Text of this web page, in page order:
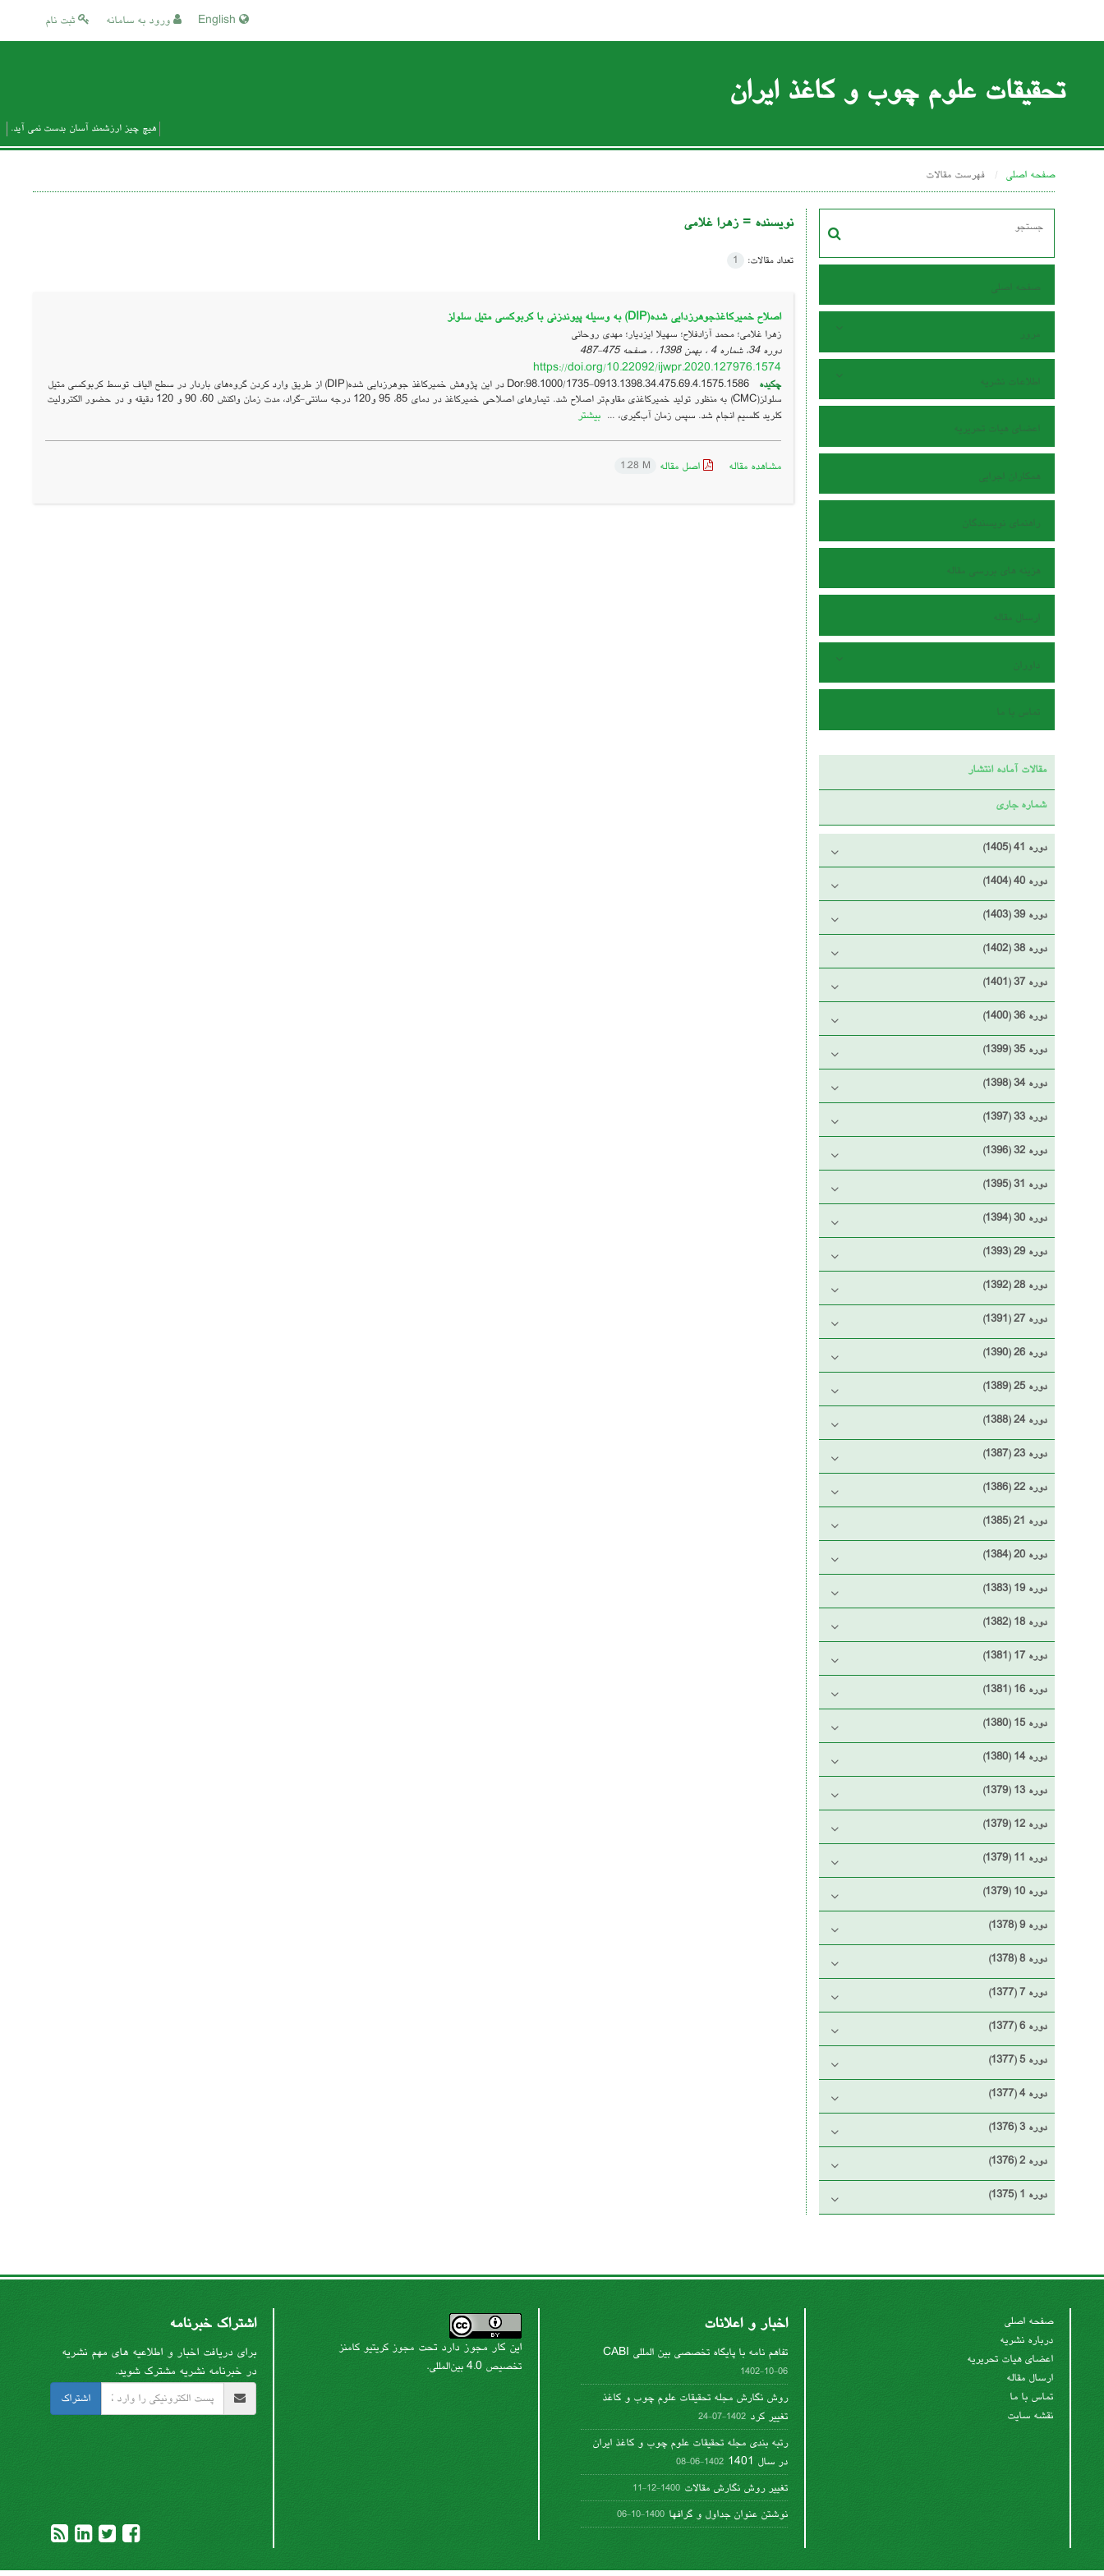
ثبت نام ورود به سامانه
تحقیقات علوم چوب و کاغذ ایران
هیچ چیز ارزشمند آسان بدست نمی آید.
صفحه اصلی فهرست مقالات
صفحه اصلی
مرور
اطلاعات نشریه
اعضای هیات تحریریه
همکاران اجرایی
راهنمای نویسندگان
هزینه های بررسی مقاله
ارسال مقاله
داوران
تماس با ما
مقالات آماده انتشار
شماره جاری
دوره 41 (1405)
دوره 40 (1404)
دوره 39 (1403)
دوره 38 (1402)
دوره 37 (1401)
دوره 36 (1400)
دوره 35 (1399)
دوره 34 (1398)
دوره 33 (1397)
دوره 32 (1396)
دوره 31 (1395)
دوره 30 (1394)
دوره 29 (1393)
دوره 28 (1392)
دوره 27 (1391)
دوره 26 (1390)
دوره 25 (1389)
دوره 24 (1388)
دوره 23 (1387)
دوره 22 (1386)
دوره 21 (1385)
دوره 20 (1384)
دوره 19 (1383)
دوره 18 (1382)
دوره 17 (1381)
دوره 16 (1381)
دوره 15 (1380)
دوره 14 (1380)
دوره 13 (1379)
دوره 12 (1379)
دوره 11 (1379)
دوره 10 (1379)
دوره 9 (1378)
دوره 8 (1378)
دوره 7 (1377)
دوره 6 (1377)
دوره 5 (1377)
دوره 4 (1377)
دوره 3 (1376)
دوره 2 (1376)
دوره 1 (1375)
نویسنده =زهرا غلامی
تعداد مقالات: 1
اصلاح خمیرکاغذجوهرزدایی شده(DIP) به وسیله پیوندزنی با کربوکسی متیل سلولز
زهرا غلامی؛ محمد آزادفلاح؛ سهیلا ایزدیار؛ مهدی روحانی
دوره 34، شماره 4 ، بهمن 1398، ، صفحه
475-487
https://doi.org/10.22092/ijwpr.2020.127976.1574
چکیده
Dor:98.1000/1735-0913.1398.34.475.69.4.1575.1586 در این پژوهش خمیرکاغذ جوهرزدایی شده(DIP) از طریق وارد کردن گروه‌های باردار در سطح الیاف توسط کربوکسی متیل
سلولز(CMC) به منظور تولید خمیر‌کاغذی مقاوم‌تر اصلاح شد. تیمارهای اصلاحی خمیر‌کاغذ در دمای 85، 95 و120 درجه سانتی-گراد، مدت زمان واکنش 60، 90 و 120 دقیقه و در حضور الکترولیت
کلرید کلسیم انجام شد. سپس زمان آب‌گیری، ...بیشتر
مشاهده مقاله اصل مقاله 1.28 M
صفحه اصلی
درباره نشریه
اعضای هیات تحریریه
ارسال مقاله
تماس با ما
نقشه سایت
اخبار و اعلانات
تفاهم نامه با پایگاه تخصصی بین المللی CABI
1402-10-06
روش نگارش مجله تحقیقات علوم چوب و کاغذ
تغییر کرد 1402-07-24
رتبه بندی مجله تحقیقات علوم چوب و کاغذ ایران
در سال 1401
1402-06-08
تغییر روش نگارش مقالات 1400-12-11
نوشتن عنوان جداول و گرافها 1400-10-06
این کار مجوز دارد تحت مجوز کریتیو کامنز
تخصیص 4.0 بین‌المللی
.
اشتراک خبرنامه
برای دریافت اخبار و اطلاعیه های مهم نشریه
در خبرنامه نشریه مشترک شوید.
اشتراک